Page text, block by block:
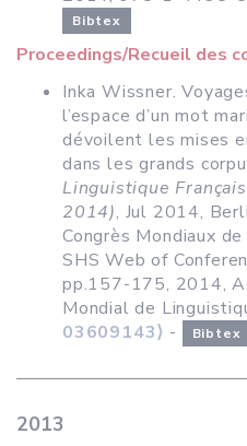
Bibtex
Proceedings/Recueil des
Inka Wissner.
l’espace d’un mot
dévoilent les mises
dans les grands
Linguistique
2014), Jul 2014,
Congrès Mondiaux
SHS Web of
pp.157-175, 2014,
Mondial de
03609143⟩ - Bibtex
2013